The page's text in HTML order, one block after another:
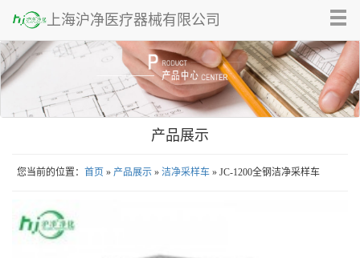
上海沪净医疗器械有限公司
产品展示
您当前的位置： 首页 » 产品展示 » 洁净采样车 » JC-1200全钢洁净采样车